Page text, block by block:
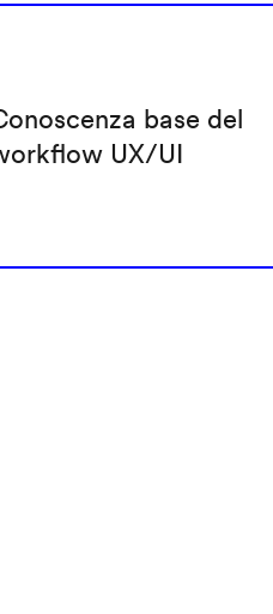
base del
UX/UI